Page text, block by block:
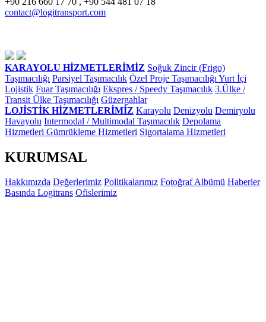
contact@logitransport.com
KARAYOLU HİZMETLERİMİZ Soğuk Zincir (Frigo)
Taşımacılığı Parsiyel Taşımacılık Özel Proje Taşımacılığı Yurt İçi
Lojistik Fuar Taşımacılığı Ekspres / Speedy Taşımacılık 3.Ülke /
Transit Ülke Taşımacılığı Güzergahlar
LOJİSTİK HİZMETLERİMİZ Karayolu Denizyolu Demiryolu
Havayolu Intermodal / Multimodal Taşımacılık Depolama
Hizmetleri Gümrükleme Hizmetleri Sigortalama Hizmetleri
KURUMSAL
Hakkımızda Değerlerimiz Politikalarımız Fotoğraf Albümü Haberler
Basında Logitrans Ofislerimiz